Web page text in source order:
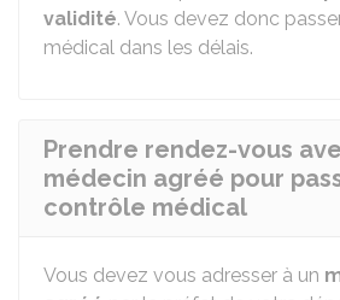
validité. Vous devez donc
médical dans les délais.
Prendre rendez-vous
médecin agréé pour
contrôle médical
Vous devez vous adresser à un